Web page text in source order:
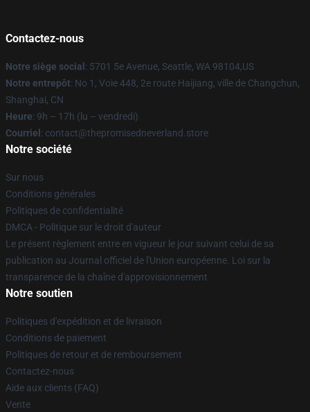
Contactez-nous
Notre siège social : 5701 5e Avenue, Seattle, WA 98104,US
Notre entrepôt: No 1, Voie 448, 2e route Haijiang, ville de Changchun,
Shanghai, CN
Heure: 9h – 17h (lu – vendredi)
Courriel : contact@thepromisedneverland.store
Notre société
Sur nous
Conditions générales
Politiques de confidentialité
DMCA - Politique sur le droit d'auteur
Le présent règlement entre en vigueur le jour suivant celui de sa
publication au Journal officiel de l'Union européenne. Loi sur la
transparence de la chaîne d'approvisionnement
Notre soutien
Politiques d'expédition et de livraison
Conditions de paiement
Politiques de retour et de remboursement
Contactez-nous
Aide aux clients (FAQ)
Vente